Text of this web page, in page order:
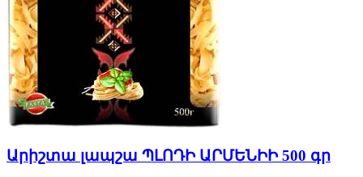
Արիշտա լապշա ՊԼՈԴԻ ԱՐՄԵՆԻԻ 500 գր